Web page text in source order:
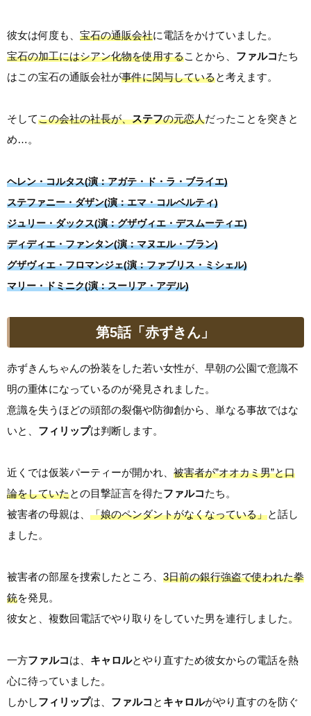
彼女は何度も、 宝石の通販会社に電話をかけていました。
宝石の加工にはシアン化物を使用することから、 ファルコたち
はこの宝石の通販会社が事件に関与していると考えます。
そしてこの会社の社長が、ステフの元恋人だったことを突きと
め…。
ヘレン・コルタス(演：アガテ・ド・ラ・ブライエ)
ステファニー・ダザン(演：エマ・コルベルティ)
ジュリー・ダックス(演：グザヴィエ・デスムーティエ)
ディディエ・ファンタン(演：マヌエル・ブラン)
グザヴィエ・フロマンジェ(演：ファブリス・ミシェル)
マリー・ドミニク(演：スーリア・アデル)
第5話「赤ずきん」
赤ずきんちゃんの扮装をした若い女性が、早朝の公園で意識不
明の重体になっているのが発見されました。
意識を失うほどの頭部の裂傷や防御創から、単なる事故ではな
いと、 フィリップは判断します。
近くでは仮装パーティーが開かれ、 被害者が”オオカミ男”と口
論をしていたとの目撃証言を得たファルコたち。
被害者の母親は、 「娘のペンダントがなくなっている」と話し
ました。
被害者の部屋を捜索したところ、 3日前の銀行強盗で使われた拳
銃を発見。
彼女と、複数回電話でやり取りをしていた男を連行しました。
一方ファルコは、 キャロルとやり直すため彼女からの電話を熱
心に待っていました。
しかしフィリップは、 ファルコ と キャロルがやり直すのを防ぐ